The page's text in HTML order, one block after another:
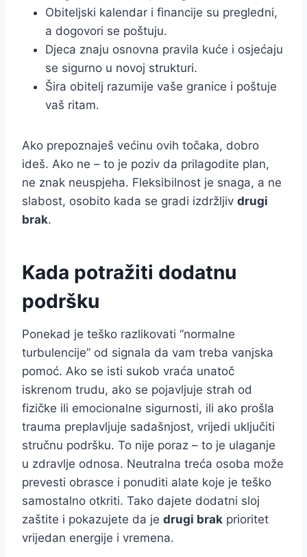
Obiteljski kalendar i financije su pregledni,
a dogovori se poštuju.
Djeca znaju osnovna pravila kuće i osjećaju
se sigurno u novoj strukturi.
Šira obitelj razumije vaše granice i poštuje
vaš ritam.
Ako prepoznaješ većinu ovih točaka, dobro
ideš. Ako ne – to je poziv da prilagodite plan,
ne znak neuspjeha. Fleksibilnost je snaga, a ne
slabost, osobito kada se gradi izdržljiv drugi
brak.
Kada potražiti dodatnu
podršku
Ponekad je teško razlikovati “normalne
turbulencije” od signala da vam treba vanjska
pomoć. Ako se isti sukob vraća unatoč
iskrenom trudu, ako se pojavljuje strah od
fizičke ili emocionalne sigurnosti, ili ako prošla
trauma preplavljuje sadašnjost, vrijedi uključiti
stručnu podršku. To nije poraz – to je ulaganje
u zdravlje odnosa. Neutralna treća osoba može
prevesti obrasce i ponuditi alate koje je teško
samostalno otkriti. Tako dajete dodatni sloj
zaštite i pokazujete da je drugi brak prioritet
vrijedan energije i vremena.